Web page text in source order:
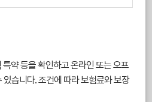
약 등을 확인하고 온라인 또는 오프
습니다. 조건에 따라 보험료와 보장